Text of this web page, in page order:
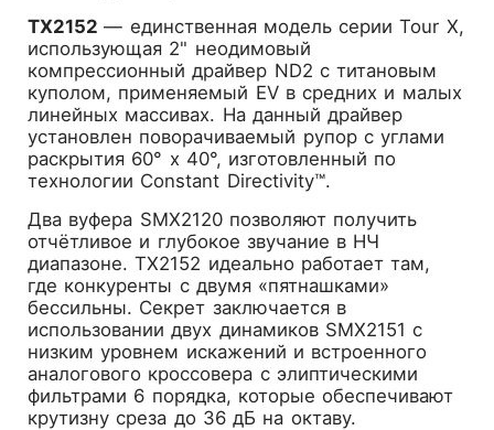
ТХ2152— единственная модель серии Tour X,
использующая 2" неодимовый
компрессионный драйвер ND2 с титановым
куполом, применяемый EV в средних и малых
линейных массивах. На данный драйвер
установлен поворачиваемый рупор с углами
раскрытия 60° x 40°, изготовленный по
технологии Constant Directivity™.
Два вуфера SMX2120 позволяют получить
отчётливое и глубокое звучание в НЧ
диапазоне. ТХ2152 идеально работает там,
где конкуренты с двумя «пятнашками»
бессильны. Секрет заключается в
использовании двух динамиков SMX2151 с
низким уровнем искажений и встроенного
аналогового кроссовера c элиптическими
фильтрами 6 порядка, которые обеспечивают
крутизну среза до 36 дБ на октаву.